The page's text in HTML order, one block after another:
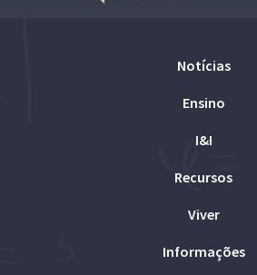
Notícias
Ensino
I&I
Recursos
Viver
Informações